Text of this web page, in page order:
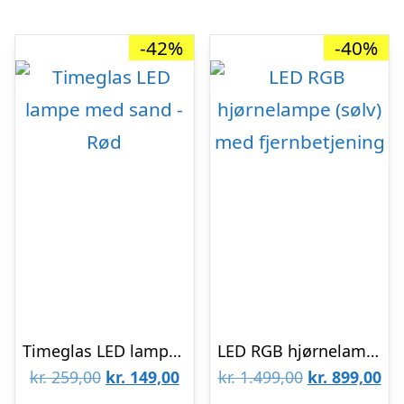
-42%
Timeglas LED lampe med sand – Rød
kr.259,00 Den
kr. 149,00Den
-40%
LED RGB hjørnelampe (sølv) med fjernbetjening
kr.1.499,00 Den
kr. 899,00